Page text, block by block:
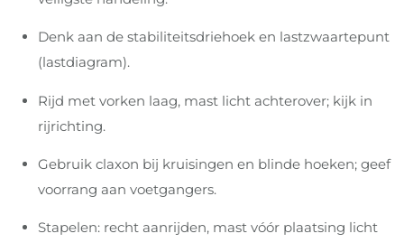
Denk aan de stabiliteitsdriehoek en lastzwaartepunt
(lastdiagram).
Rijd met vorken laag, mast licht achterover; kijk in
rijrichting.
Gebruik claxon bij kruisingen en blinde hoeken; geef
voorrang aan voetgangers.
Stapelen: recht aanrijden, mast vóór plaatsing licht